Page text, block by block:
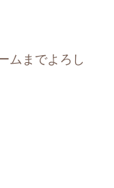
ムまでよろし